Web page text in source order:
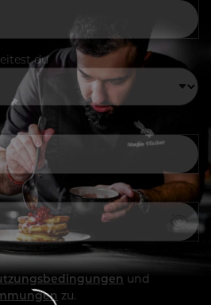
du
und
zu.